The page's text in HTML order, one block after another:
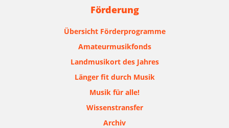
Förderung
Übersicht Förderprogramme
Amateurmusikfonds
Landmusikort des Jahres
Länger fit durch Musik
Musik für alle!
Wissenstransfer
Archiv